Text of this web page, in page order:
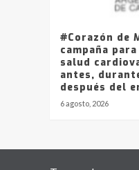
#Corazón de
campaña
salud
antes,
después del
6 agosto, 2026